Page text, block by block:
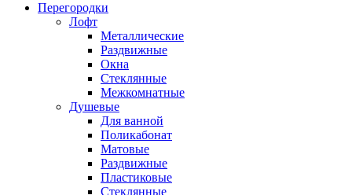
Перегородки
Лофт
Металлические
Раздвижные
Окна
Стеклянные
Межкомнатные
Душевые
Для ванной
Поликабонат
Матовые
Раздвижные
Пластиковые
Стеклянные